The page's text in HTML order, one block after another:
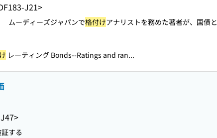
J21>
ムーディーズジャパンで格付けアナリストを務めた著者が、国債と
レーティング Bonds--Ratings and ran...
する